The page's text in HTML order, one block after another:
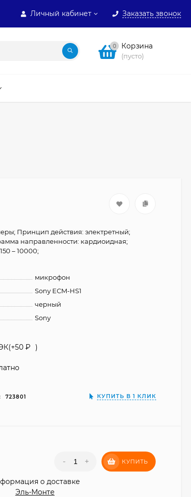
Личный кабинет Заказать звонок
0 Корзина
(пусто)
Принцип действия: электретный;
направленности: кардиоидная;
– 10000;
микрофон
Sony ECM-HS1
черный
Sony
50 ₽)
723801 КУПИТЬ В 1 КЛИК
- + КУПИТЬ
о доставке
Эль-Монте